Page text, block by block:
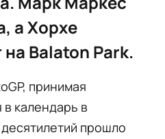
а Хорхе
Balaton Park.
принимая
календарь в
прошло